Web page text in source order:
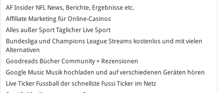
AF Insider NFL News, Berichte, Ergebnisse etc.
Affiliate Marketing für Online-Casinos
Alles außer SportTäglicher Live Sport
Bundesliga und Champions League Streams kostenlos und mit vielen
Alternativen
Goodreads Bücher Community + Rezensionen
Google Music Musik hochladen und auf verschiedenen Geräten hören
Live Ticker Fussball
der schnellste Fussi Ticker im Netz